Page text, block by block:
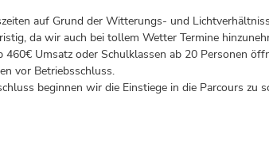
auf Grund der Witterungs- und
da wir auch bei tollem Wetter Termine
460€ Umsatz oder Schulklassen ab 20 Personen
vor Betriebsschluss.
beginnen wir die Einstiege in die Parcours zu